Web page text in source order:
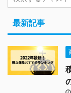
最新記事